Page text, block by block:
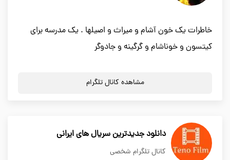
خاطرات یک خون آشام و میراث و اصیلها . یک مدرسه برای
کیتسون و خوناشام و گرگینه و جادوگر
مشاهده کانال تلگرام
دانلود جدیدترین سریال های ایرانی
کانال تلگرام شخصی